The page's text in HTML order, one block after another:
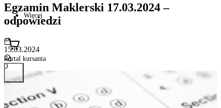
Więcej
Portal kursanta
Egzamin Maklerski 17.03.2024 –
odpowiedzi
15.03.2024
0